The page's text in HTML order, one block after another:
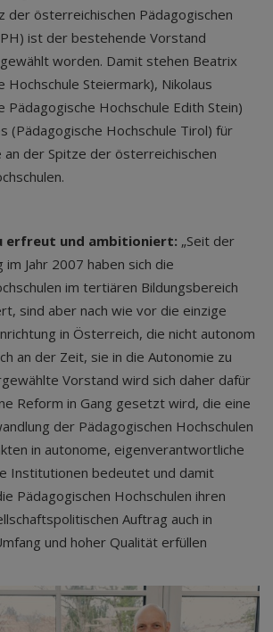
der österreichischen Pädagogischen
ist der bestehende Vorstand
worden. Damit stehen Beatrix
Hochschule Steiermark), Nikolaus
Pädagogische Hochschule Edith Stein)
(Pädagogische Hochschule Tirol) für
an der Spitze der österreichischen
erfreut und ambitioniert: „Seit der
im Jahr 2007 haben sich die
im tertiären Bildungsbereich
sind aber nach wie vor die einzige
in Österreich, die nicht autonom
an der Zeit, sie in die Autonomie zu
Vorstand wird sich daher dafür
Reform in Gang gesetzt wird, die eine
der Pädagogischen Hochschulen
in autonome, eigenverantwortliche
Institutionen bedeutet und damit
Pädagogischen Hochschulen ihren
Auftrag auch in
und hoher Qualität erfüllen